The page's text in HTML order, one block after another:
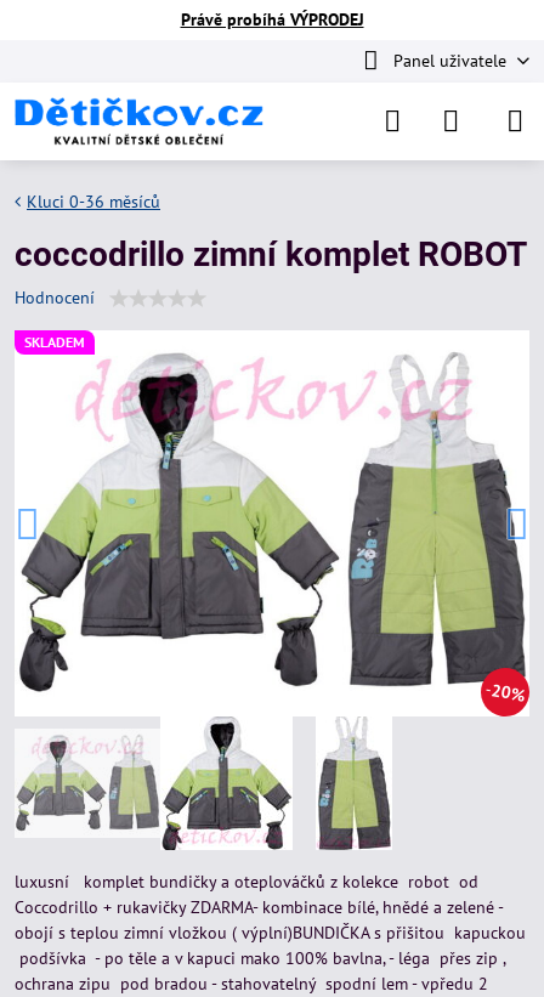
Právě probíhá VÝPRODEJ
Panel uživatele
SKLADEM
20%
Kluci 0-36 měsíců
coccodrillo zimní komplet ROBOT
Hodnocení
luxusní komplet bundičky a oteplováčků z kolekce robot od
Coccodrillo + rukavičky ZDARMA- kombinace bílé, hnědé a zelené -
obojí s teplou zimní vložkou ( výplní)BUNDIČKA s přišitou kapuckou
podšívka - po těle a v kapuci mako 100% bavlna, - léga přes zip ,
ochrana zipu pod bradou - stahovatelný spodní lem - vpředu 2